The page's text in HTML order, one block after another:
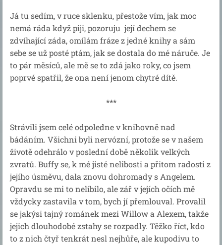
Já tu sedím, v ruce sklenku, přestože vím, jak moc
nemá ráda když piji, pozoruju její dechem se
zdvíhající záda, omílám fráze z jedné knihy a sám
sebe se už posté ptám, jak se dostala do mé náruče. Je
to pár měsíců, ale mě se to zdá jako roky, co jsem
poprvé spatřil, že ona není jenom chytré dítě.
***
Strávili jsem celé odpoledne v knihovně nad
bádáním. Všichni byli nervózní, protože se v našem
životě odehrálo v poslední době několik velkých
zvratů. Buffy se, k mé jisté nelibosti a přitom radosti z
jejího úsměvu, dala znovu dohromady s Angelem.
Opravdu se mi to nelíbilo, ale zář v jejích očích mě
vždycky zastavila v tom, bych jí přemlouval. Provalil
se jakýsi tajný románek mezi Willow a Alexem, takže
jejich dlouhodobé zstahy se rozpadly. Těžko říct, kdo
to z nich čtyř tenkrát nesl nejhůře, ale kupodivu to